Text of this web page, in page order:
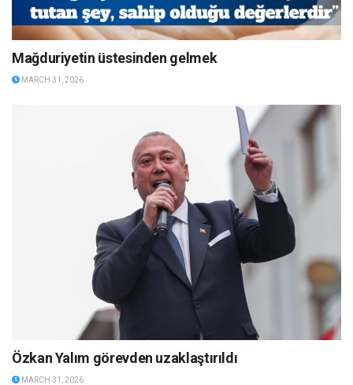
Mağduriyetin üstesinden gelmek
MARCH 31, 2026
Özkan Yalım görevden uzaklaştırıldı
MARCH 31, 2026